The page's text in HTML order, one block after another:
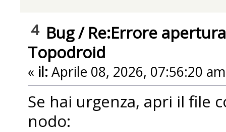
4 Bug/ Re:Errore
Topodroid
« il: Aprile 08, 2026, 07:56:20
Se hai urgenza, apri il file
nodo: